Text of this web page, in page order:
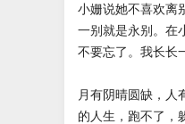
小姗说她不喜欢离
一别就是永别。在
不要忘了。我长长
月有阴晴圆缺，人
的人生，跑不了，